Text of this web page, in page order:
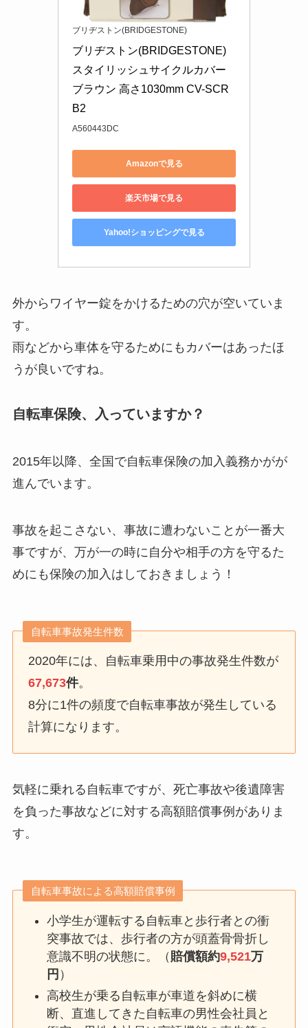
ブリヂストン(BRIDGESTONE)
ブリヂストン(BRIDGESTONE)
スタイリッシュサイクルカバー
ブラウン 高さ1030mm CV-SCR
B2
A560443DC
Amazonで見る
楽天市場で見る
Yahoo!ショッピングで見る
外からワイヤー錠をかけるための穴が空いていま
す。
雨などから車体を守るためにもカバーはあったほ
うが良いですね。
自転車保険、入っていますか？
2015年以降、全国で自転車保険の加入義務かがが
進んでいます。
事故を起こさない、事故に遭わないことが一番大
事ですが、万が一の時に自分や相手の方を守るた
めにも保険の加入はしておきましょう！
自転車事故発生件数
2020年には、自転車乗用中の事故発生件数が
67,673件。
8分に1件の頻度で自転車事故が発生している
計算になります。
気軽に乗れる自転車ですが、死亡事故や後遺障害
を負った事故などに対する高額賠償事例がありま
す。
自転車事故による高額賠償事例
小学生が運転する自転車と歩行者との衝
突事故では、歩行者の方が頭蓋骨骨折し
意識不明の状態に。（ 賠償額約9,521万
円 ）
高校生が乗る自転車が車道を斜めに横
断、直進してきた自転車の男性会社員と